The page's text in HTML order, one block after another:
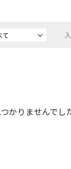
て
かりませんでし